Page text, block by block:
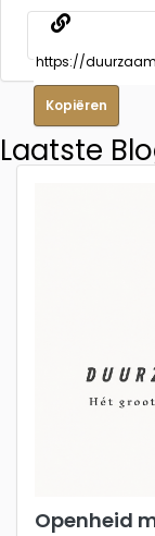
Kopiëren
Laatste
Openheid